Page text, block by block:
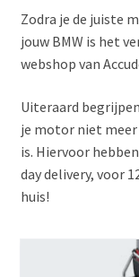
Zodra je de juiste
jouw BMW is het
webshop van
Uiteraard
je motor niet
is. Hiervoor
day delivery, voor
huis!